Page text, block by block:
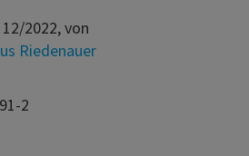
2022, von
Riedenauer
2